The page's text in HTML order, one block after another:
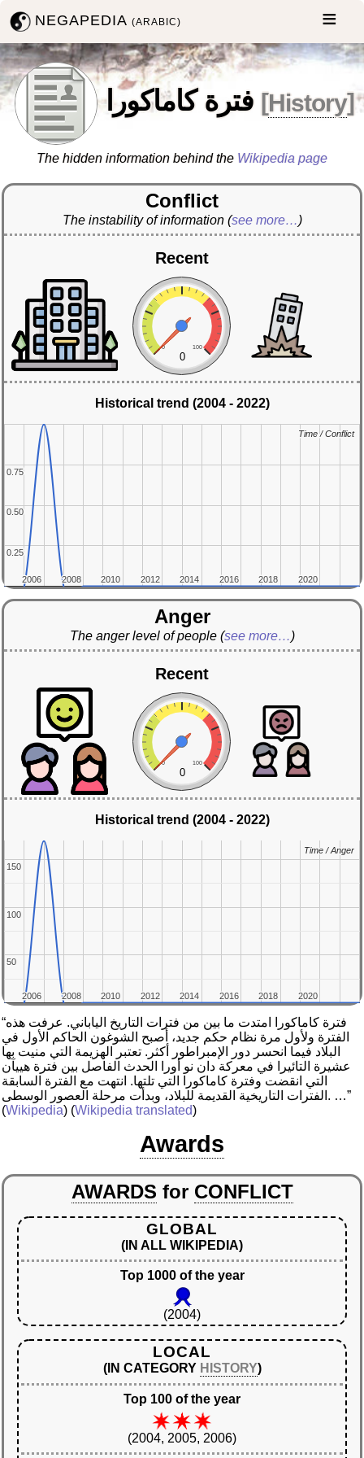
NEGAPEDIA(ARABIC)
فترة كاماكورا [History]
The hidden information behind the Wikipedia page
Conflict
The instability of information (see more…)
Recent
0 100
0
Historical trend (2004 - 2022)
2006
2006 2008
2008 2010
2010 2012
2012 2014
2014 2016
2016 2018
2018 2020
2020
0.25
0.25
0.50
0.50
0.75
0.75
Time / Conflict
Time / Conflict
Anger
The anger level of people (see more…)
Recent
0 100
0
Historical trend (2004 - 2022)
2006
2006 2008
2008 2010
2010 2012
2012 2014
2014 2016
2016 2018
2018 2020
2020
50
50
100
100
150
150
Time / Anger
Time / Anger
“فترة كاماكورا امتدت ما بين من فترات التاريخ الياباني. عرفت هذه
الفترة ولأول مرة نظام حكم جديد، أصبح الشوغون الحاكم الأول في
البلاد فيما انحسر دور الإمبراطور أكثر. تعتبر الهزيمة التي منيت بها
عشيرة التائيرا في معركة دان نو أورا الحدث الفاصل بين فترة هييآن
التي انقضت وفترة كاماكورا التي تلتها. انتهت مع الفترة السابقة
الفترات التاريخية القديمة للبلاد، وبدأت مرحلة العصور الوسطى. …”
(Wikipedia) (Wikipedia translated)
Awards
AWARDS for CONFLICT
GLOBAL
(IN ALL WIKIPEDIA)
Top 1000 of the year
(2004)
LOCAL
(IN CATEGORY HISTORY)
Top 100 of the year
(2004, 2005, 2006)